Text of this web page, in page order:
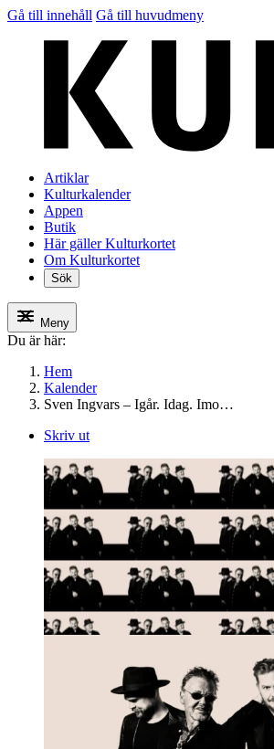
Gå till innehåll Gå till huvudmeny
Artiklar
Kulturkalender
Appen
Butik
Här gäller Kulturkortet
Om Kulturkortet
Sök
Meny
Du är här:
Hem
Kalender
Sven Ingvars – Igår. Idag. Imo…
Skriv ut